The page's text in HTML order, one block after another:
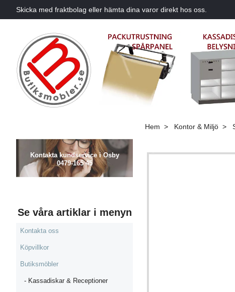
Skicka med fraktbolag eller hämta dina varor direkt hos oss.
Kontakta kundservice i Osby
0479-165 45
Se våra artiklar i menyn
Kontakta oss
Köpvillkor
Butiksmöbler
- Kassadiskar & Receptioner
Hem Kontor & Miljö